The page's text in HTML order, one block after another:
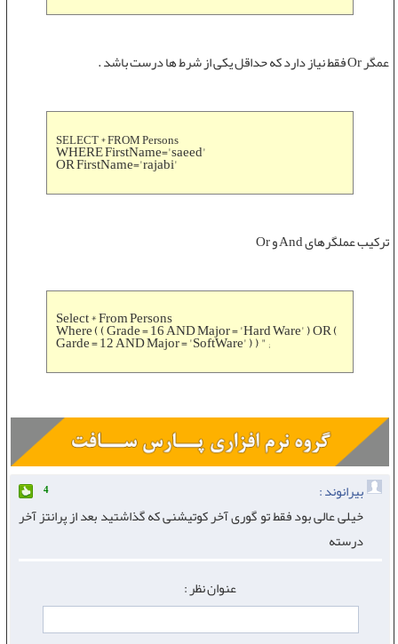
عمگر Or فقط نياز دارد که حداقل يکی از شرط ها درست باشد .
SELECT * FROM Persons
WHERE FirstName='saeed'
OR FirstName='rajabi'
ترکیبعملگرهای And و Or
Select * From Persons
Where ( ( Grade = 16 AND Major = 'Hard Ware' ) OR (
Garde = 12 AND Major = 'SoftWare' ) ) " ;
بیرانوند : 4
خیلی عالی بود فقط تو گوری آخر کوتیشنی که گذاشتید بعد از پرانتز آخر
درسته
عنوان نظر :